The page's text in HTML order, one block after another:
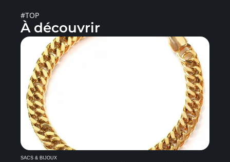
#TOP
À découvrir
SACS & BIJOUX